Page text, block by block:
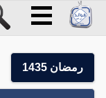
رمضان 1435